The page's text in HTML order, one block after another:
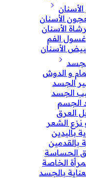
الأسنان
الأسنان
غسول الفم
الأسنان
و الدوش
الجسد
الجسد
الجسم
العرق
نزع الشعر
باليدين
بالقدمين
الحساسة
الخاصة
بالجسد